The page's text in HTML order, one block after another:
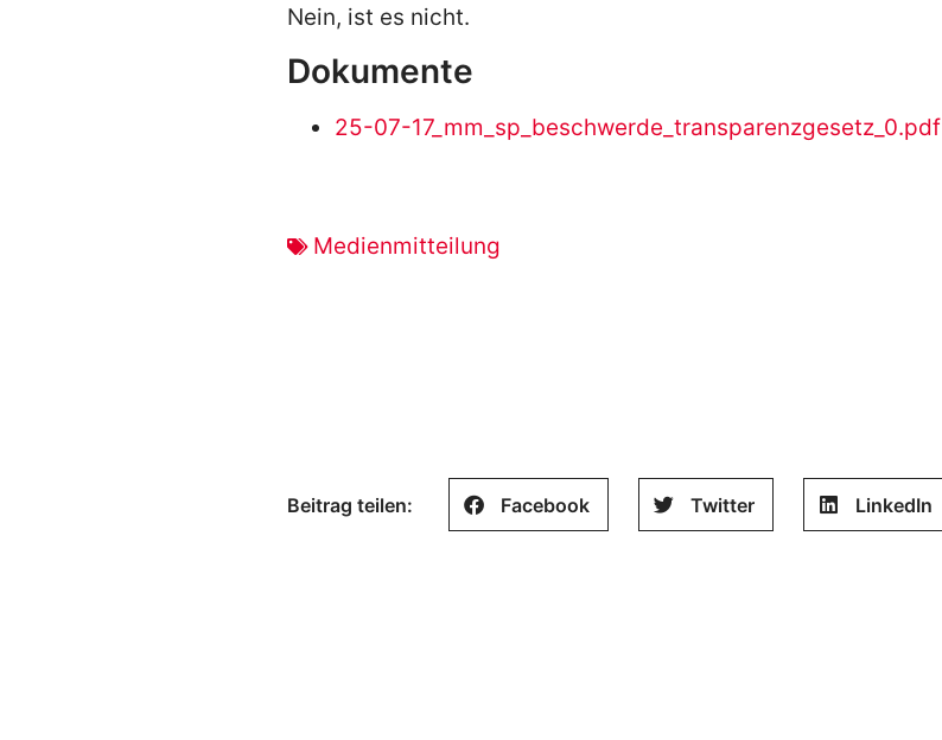
Nein, ist es nicht.
Dokumente
25-07-17_mm_sp_beschwerde_transparenzgesetz_0.pdf
Medienmitteilung
Beitrag teilen: Facebook Twitter LinkedIn